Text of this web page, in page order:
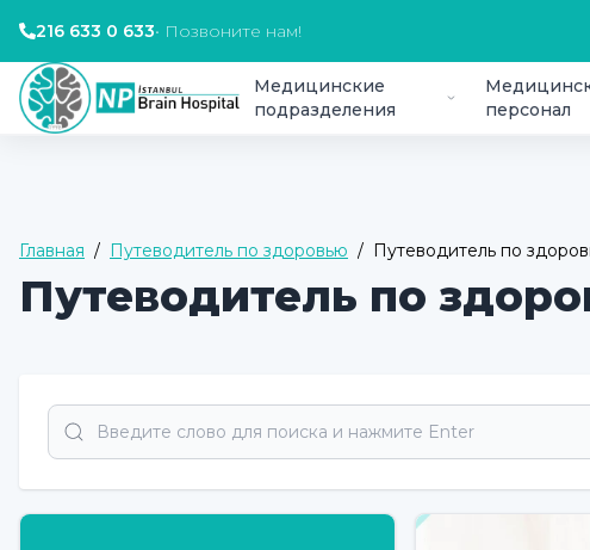
216 633 0 633• Позвоните нам!
Медицинские
подразделения
персонал
Главная / Путеводитель по здоровью / Путеводитель по
Путеводитель по
Search